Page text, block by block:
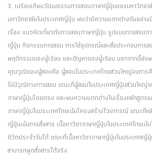
3. เปรียบเทียบวัฒนธรรมการสอนภาษาญี่ปุ่นของมหาวิทยา
มหาวิทยาลัยในประเทศญี่ปุ่น พบว่ามีความแตกต่างกันอย่า
เรื่อง แนวคิดเกี่ยวกับการสอนภาษาญี่ปุ่น รูปแบบการสอนภ
ญี่ปุ่น กิจกรรมการสอน การใช้อุปกรณ์และสื่อประกอบการส
พฤติกรรมของผู้เรียน และปัญหาของผู้เรียน นอกจากนี้ยัง
คุณวุฒิของผู้สอนคือ ผู้สอนในประเทศไทยส่วนใหญ่จบการ
ไม่มีวุฒิทางการสอน ขณะที่ผู้สอนในประเทศญี่ปุ่นส่วนใหญ่จ
ภาษาญี่ปุ่นโดยตรง และพบความแตกต่างในเรื่องหลักสูตร
ภาษาญี่ปุ่นในประเทศไทยเน้นโครงสร้างไวยากรณ์ ขณะที่
ญี่ปุ่นเน้นการสื่อสาร เนื้อหาวิชาภาษาญี่ปุ่นในประเทศไทยเน้
ชีวิตประจำวันได้ ขณะที่เนื้อหาวิชาภาษาญี่ปุ่นในประเทศญี่
สามารถพูดสื่อสารได้จริง